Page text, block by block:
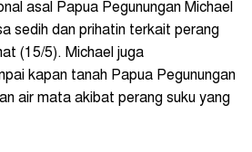
asal Papua Pegunungan Michael
sedih dan prihatin terkait perang
(15/5). Michael juga
kapan tanah Papua Pegunungan
air mata akibat perang suku yang